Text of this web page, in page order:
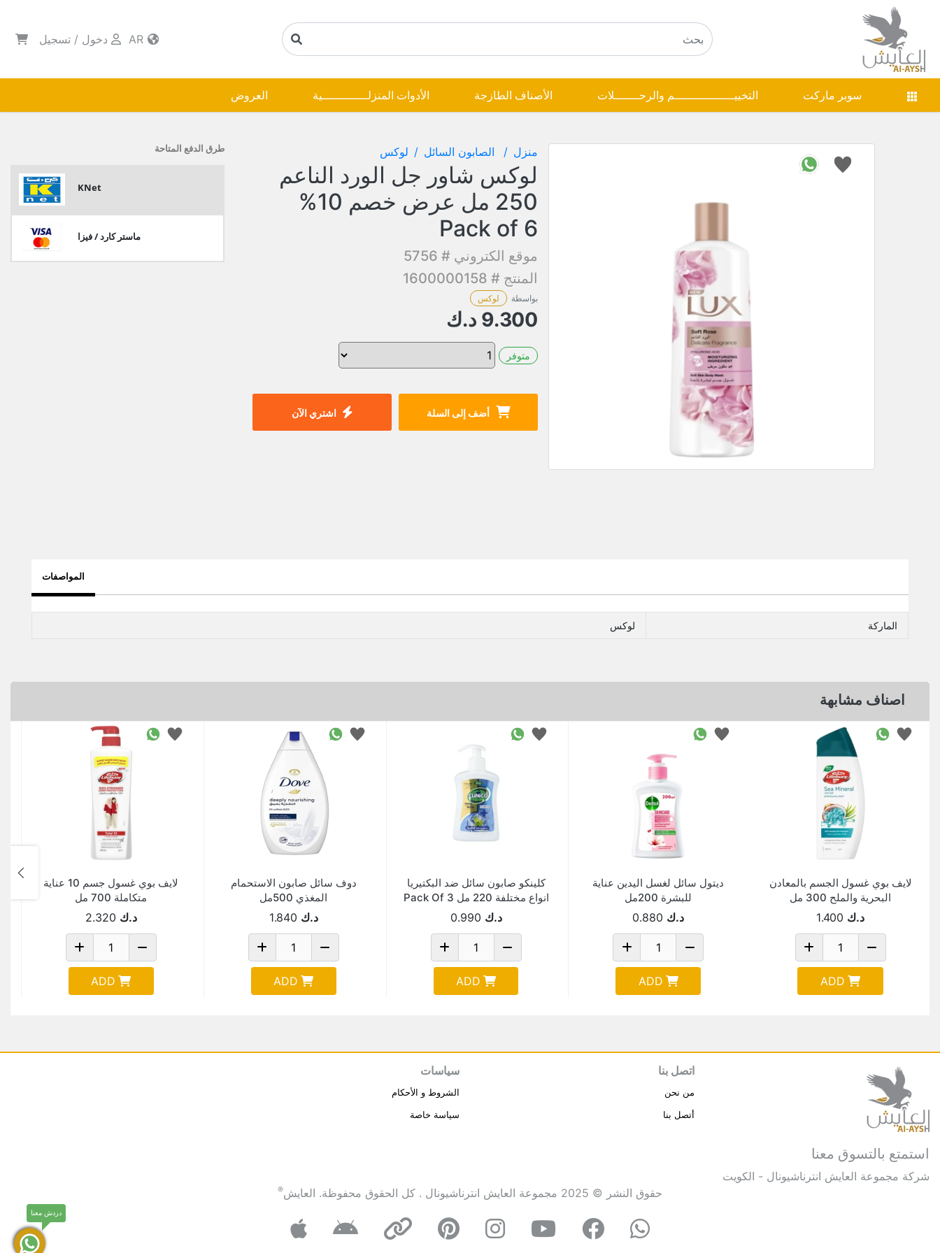
دخول / تسجيل
سوبر ماركت التخييـــــــــــــــــم والرحـــــــلات الأصناف الطازجة الأدوات المنزلـــــــــــــية العروض
منزل الصابون السائل لوكس
لوكس شاور جل الورد الناعم
250 مل عرض خصم 10%
Pack of 6
موقع الكتروني # 5756
المنتج # 1600000158
بواسطة لوكس
9.300 د.ك
متوفر
أضف إلى السلة اشتري الآن
طرق الدفع المتاحة
KNet
ماستر كارد / فيزا
المواصفات
الماركة لوكس
اصناف مشابهة
لايف بوي غسول الجسم بالمعادن
البحرية والملح 300 مل
د.ك 1.400
ADD
ديتول سائل لغسل اليدين عناية
للبشرة 200مل
د.ك 0.880
ADD
كلينكو صابون سائل ضد البكتيريا
انواع مختلفة 220 مل Pack Of 3
د.ك 0.990
ADD
دوف سائل صابون الاستحمام
المغذي 500مل
د.ك 1.840
ADD
لايف بوي غسول جسم 10 عناية
متكاملة 700 مل
د.ك 2.320
ADD
استمتع بالتسوق معنا
شركة مجموعة العايش انترناشيونال - الكويت
اتصل بنا
من نحن
أتصل بنا
سياسات
الشروط و الأحكام
سياسة خاصة
حقوق النشر © 2025 مجموعة العايش انترناشيونال . كل الحقوق محفوظة. العايش®
دردش معنا